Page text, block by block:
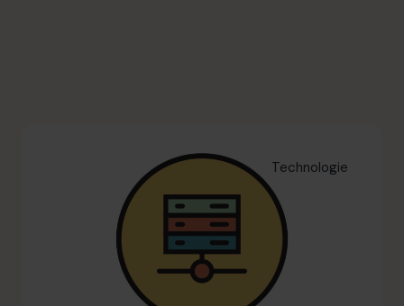
Technologie